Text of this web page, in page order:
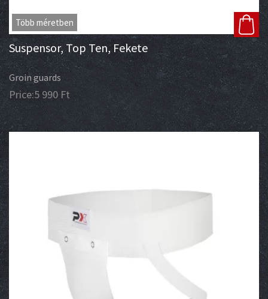
Több méretben
Suspensor, Top Ten, Fekete
Groin guards
Price:5 990Ft